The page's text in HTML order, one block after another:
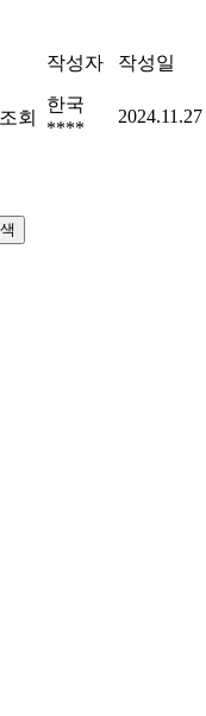
작성자
작성일
조회
한국
****
2024.11.27